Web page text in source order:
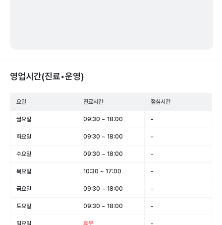
영업시간(진료•운영)
요일 진료시간 점심시간
월요일 09:30 ~ 18:00 -
화요일 09:30 ~ 18:00 -
수요일 09:30 ~ 18:00 -
목요일 10:30 ~ 17:00 -
금요일 09:30 ~ 18:00 -
토요일 09:30 ~ 18:00 -
일요일 휴무 -